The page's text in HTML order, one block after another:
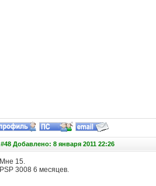
#48 Добавлено: 8 января 2011 22:26
Мне 15.
PSP 3008 6 месяцев.